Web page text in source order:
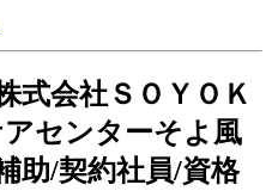
式会社ＳＯＹＯＫ
センターそよ風
助/契約社員/資格